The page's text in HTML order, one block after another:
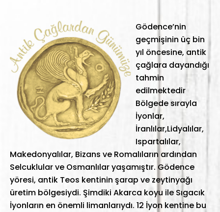
Gödence’nin
geçmişinin üç bin
yıl öncesine, antik
çağlara dayandığı
tahmin
edilmektedir
Bölgede sırayla
İyonlar,
İranlılar,Lidyalılar,
Ispartalılar,
Makedonyalılar, Bizans ve Romalıların ardından
Selcuklular ve Osmanlılar yaşamıştır. Gödence
yöresi, antik Teos kentinin şarap ve zeytinyağı
üretim bölgesiydi. Şimdiki Akarca koyu ile Sıgacık
İyonların en önemli limanlarıydı. 12 İyon kentine bu